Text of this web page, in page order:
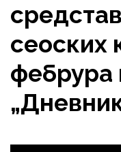
сеоских
фебрура